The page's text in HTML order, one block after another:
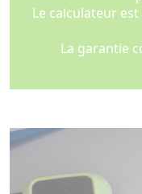
Le calculateur
La garantie